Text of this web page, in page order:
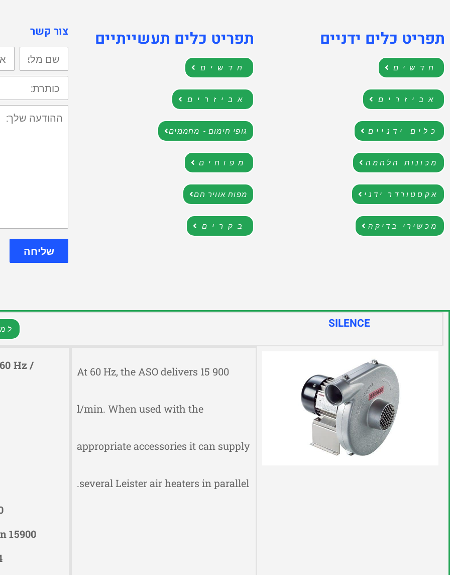
תפריט כלים ידניים
חדשים
אביזרים
כלים ידניים
מכונות הלחמה
אקסטורדר ידני
מכשירי בדיקה
תפריט כלים תעשייתיים
חדשים
אביזרים
גופי חימום - מחממים
מפוחים
מפוח אוויר חם
בקרים
צור קשר
שם
מלא:
כותרת:
ההודעה
שלך:
שליחה
SILENCE
At 60 Hz, the ASO delivers 15 900
l/min. When used with the
appropriate accessories it can supply
several Leister air heaters in parallel.
Hz /
15900